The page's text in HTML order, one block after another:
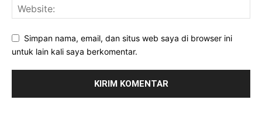
Simpan nama, email, dan situs web saya di browser ini
untuk lain kali saya berkomentar.